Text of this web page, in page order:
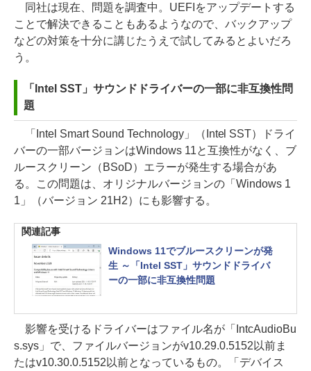
同社は現在、問題を調査中。UEFIをアップデートする
ことで解決できることもあるようなので、バックアップ
などの対策を十分に講じたうえで試してみるとよいだろ
う。
「Intel SST」サウンドドライバーの一部に非互換性問
題
「Intel Smart Sound Technology」（Intel SST）ドライ
バーの一部バージョンはWindows 11と互換性がなく、ブ
ルースクリーン（BSoD）エラーが発生する場合があ
る。この問題は、オリジナルバージョンの「Windows 1
1」（バージョン 21H2）にも影響する。
関連記事
Windows 11でブルースクリーンが発
生 ～「Intel SST」サウンドドライバ
ーの一部に非互換性問題
影響を受けるドライバーはファイル名が「IntcAudioBu
s.sys」で、ファイルバージョンがv10.29.0.5152以前ま
たはv10.30.0.5152以前となっているもの。「デバイス